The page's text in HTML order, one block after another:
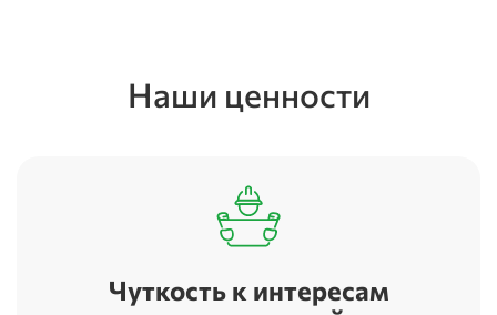
Наши ценности
Чуткость к интересам